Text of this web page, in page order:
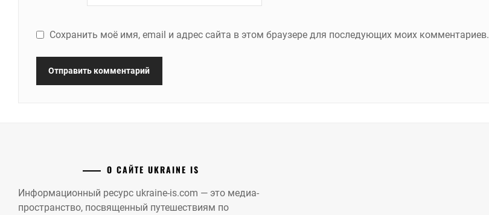
Сохранить моё имя, email и адрес сайта в этом браузере для последующих моих комментариев.
О САЙТЕ UKRAINE IS
Информационный ресурс ukraine-is.com — это медиа-
пространство, посвященный путешествиям по